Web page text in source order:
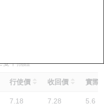
建設銀行
隻牛熊證
行使價 收回價 實際
7.18 7.28 5.6